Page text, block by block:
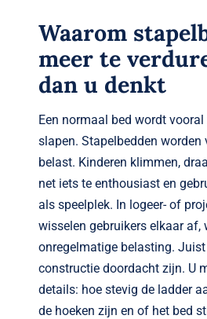
Waarom
meer te
dan u denkt
Een normaal bed wordt
slapen. Stapelbedden worden
belast. Kinderen klimmen,
net iets te enthousiast en
als speelplek. In logeer- of
wisselen gebruikers elkaar af,
onregelmatige belasting.
constructie doordacht zijn. U
details: hoe stevig de ladder
de hoeken zijn en of het bed